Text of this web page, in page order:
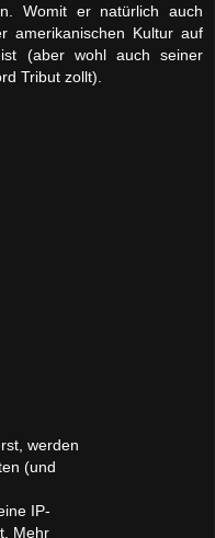
Womit er natürlich auch
amerikanischen Kultur auf
(aber wohl auch seiner
Tribut zollt).
werden
(und
IP-
Mehr